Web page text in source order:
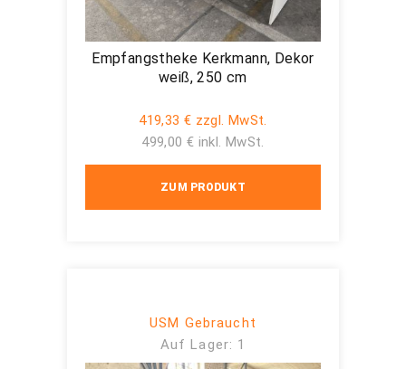
Empfangstheke Kerkmann, Dekor
weiß, 250 cm
419,33 € zzgl. MwSt.
499,00 € inkl. MwSt.
ZUM PRODUKT
USM Gebraucht
Auf Lager: 1